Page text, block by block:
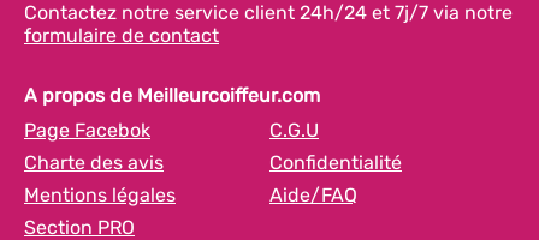
Contactez notre service client 24h/24 et 7j/7 via notre
formulaire de contact
A propos de Meilleurcoiffeur.com
Page Facebok
C.G.U
Charte des avis
Confidentialité
Mentions légales
Aide/FAQ
Section PRO